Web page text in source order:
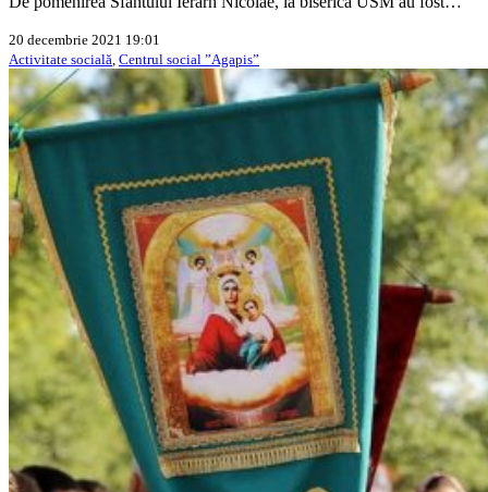
20 decembrie 2021 19:01
Activitate socială, Centrul social ”Agapis”